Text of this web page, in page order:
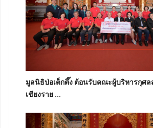
มูลนิธิป่อเต็กตึ๊ง ต้อนรับคณะผู้บริหารกุศล
เชียงราย ...